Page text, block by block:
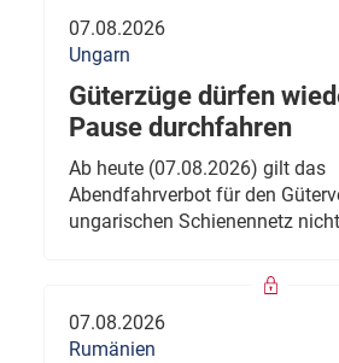
07.08.2026
Ungarn
Güterzüge dürfen
Pause durchfahren
Ab heute (07.08.2026) gilt das
Abendfahrverbot für den
ungarischen Schienennetz
07.08.2026
Rumänien